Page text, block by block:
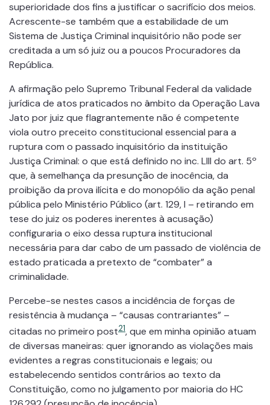
superioridade dos fins a justificar o sacrifício dos meios.
Acrescente-se também que a estabilidade de um
Sistema de Justiça Criminal inquisitório não pode ser
creditada a um só juiz ou a poucos Procuradores da
República.
A afirmação pelo Supremo Tribunal Federal da validade
jurídica de atos praticados no âmbito da Operação Lava
Jato por juiz que flagrantemente não é competente
viola outro preceito constitucional essencial para a
ruptura com o passado inquisitório da instituição
Justiça Criminal: o que está definido no inc. LIII do art. 5º
que, à semelhança da presunção de inocência, da
proibição da prova ilícita e do monopólio da ação penal
pública pelo Ministério Público (art. 129, I – retirando em
tese do juiz os poderes inerentes à acusação)
configuraria o eixo dessa ruptura institucional
necessária para dar cabo de um passado de violência de
estado praticada a pretexto de “combater” a
criminalidade.
Percebe-se nestes casos a incidência de forças de
resistência à mudança – “causas contrariantes” –
citadas no primeiro post21, que em minha opinião atuam
de diversas maneiras: quer ignorando as violações mais
evidentes a regras constitucionais e legais; ou
estabelecendo sentidos contrários ao texto da
Constituição, como no julgamento por maioria do HC